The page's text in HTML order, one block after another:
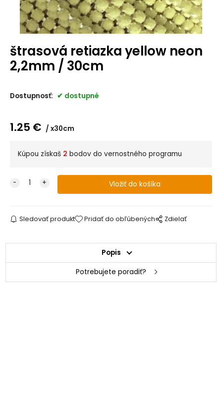
štrasová retiazka yellow neon
2,2mm / 30cm
Dostupnosť: dostupné
1.25 € x30cm
Kúpou získaš 2 bodov do vernostného programu
Sledovať produkt Pridať do obľúbených Zdielať
Popis
Potrebujete poradiť?